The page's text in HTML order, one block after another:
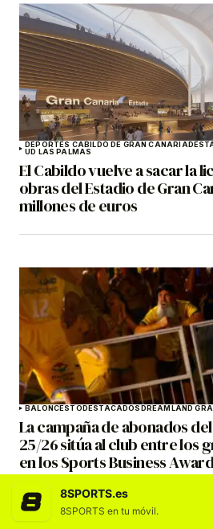
DEPORTES CABILDO DE GRAN CANARIA
UD LAS PALMAS
El Cabildo vuelve a sacar la
obras del Estadio de Gran
millones de euros
BALONCESTO DESTACADOS DREAMLAND
La campaña de abonados
25/26 sitúa al club entre los
en los Sports Business
8SPORTS.es
8SPORTS en tu móvil.